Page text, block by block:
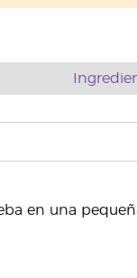
en una